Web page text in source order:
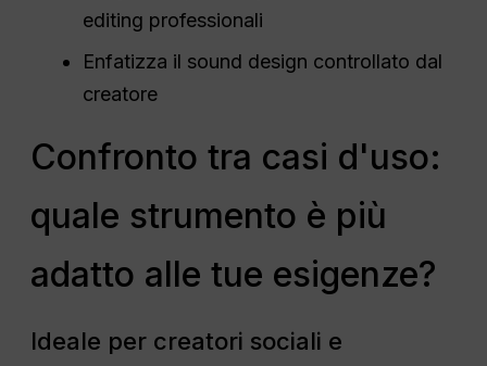
editing professionali
Enfatizza il sound design controllato dal
creatore
Confronto tra casi d'uso:
quale strumento è più
adatto alle tue esigenze?
Ideale per creatori sociali e